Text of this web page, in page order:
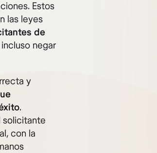
Estos
las leyes
de
negar
y
.
solicitante
con la